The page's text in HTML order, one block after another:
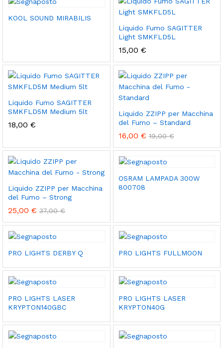
KOOL SOUND MIRABILIS
Liquido Fumo SAGITTER
Light SMKFLD5L
15,00 €
Liquido Fumo SAGITTER
SMKFLD5M Medium 5lt
18,00 €
Liquido ZZIPP per Macchina
del Fumo – Standard
16,00 € 19,00€
Liquido ZZIPP per Macchina
del Fumo – Strong
25,00 € 37,00€
OSRAM LAMPADA 300W
800708
PRO LIGHTS DERBY Q PRO LIGHTS FULLMOON
PRO LIGHTS LASER
KRYPTON140GBC
PRO LIGHTS LASER
KRYPTON40G